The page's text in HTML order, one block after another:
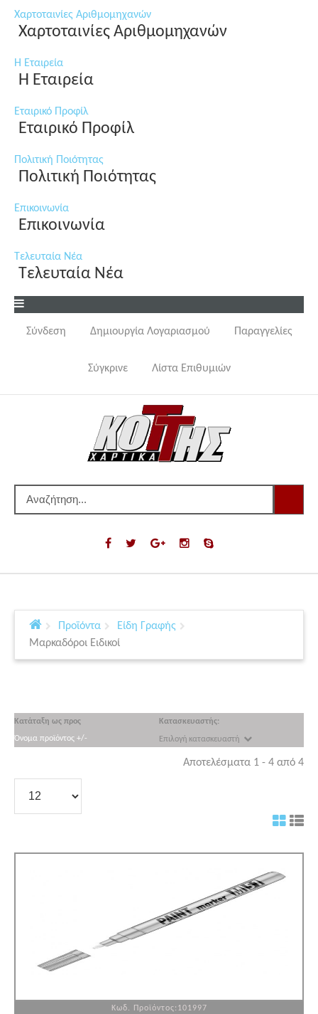
Χαρτοταινίες Αριθμομηχανών
Χαρτοταινίες Αριθμομηχανών
Η Εταιρεία
Η Εταιρεία
Εταιρικό Προφίλ
Εταιρικό Προφίλ
Πολιτική Ποιότητας
Πολιτική Ποιότητας
Επικοινωνία
Επικοινωνία
Τελευταία Νέα
Τελευταία Νέα
Σύνδεση Δημιουργία Λογαριασμού Παραγγελίες
Σύγκρινε Λίστα Επιθυμιών
Προϊόντα
Είδη Γραφής
Μαρκαδόροι Ειδικοί
Κατάταξη ως προς
Όνομα προϊόντος +/-
Κατασκευαστής:
Επιλογή κατασκευαστή
Αποτελέσματα 1 - 4 από 4
Κωδ. Προϊόντος:101997